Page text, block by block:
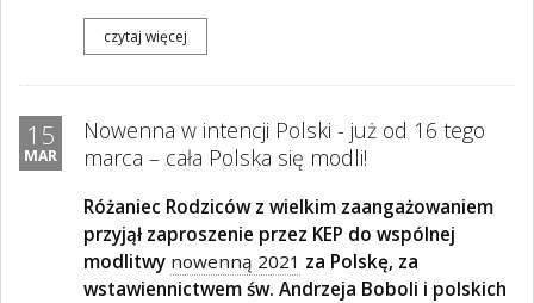
czytaj więcej
15
MAR
Nowenna w intencji Polski - już od 16 tego
marca – cała Polska się modli!
Różaniec Rodziców z wielkim zaangażowaniem
przyjął zaproszenie przez KEP do wspólnej
modlitwy nowenną 2021 za Polskę, za
wstawiennictwem św. Andrzeja Boboli i polskich